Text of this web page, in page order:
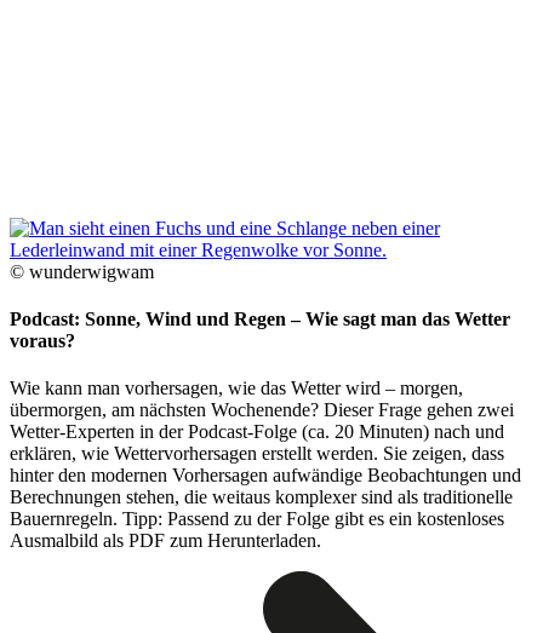
© wunderwigwam
Podcast: Sonne, Wind und Regen – Wie sagt man das Wetter
voraus?
Wie kann man vorhersagen, wie das Wetter wird – morgen,
übermorgen, am nächsten Wochenende? Dieser Frage gehen zwei
Wetter-Experten in der Podcast-Folge (ca. 20 Minuten) nach und
erklären, wie Wettervorhersagen erstellt werden. Sie zeigen, dass
hinter den modernen Vorhersagen aufwändige Beobachtungen und
Berechnungen stehen, die weitaus komplexer sind als traditionelle
Bauernregeln. Tipp: Passend zu der Folge gibt es ein kostenloses
Ausmalbild als PDF zum Herunterladen.